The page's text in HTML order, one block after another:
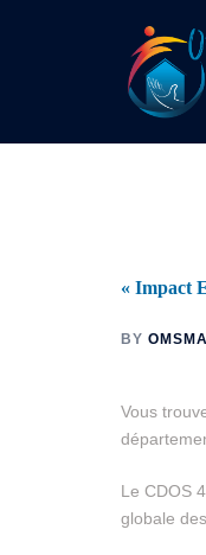
« Impact
BY
Vous
Le CDOS
globale